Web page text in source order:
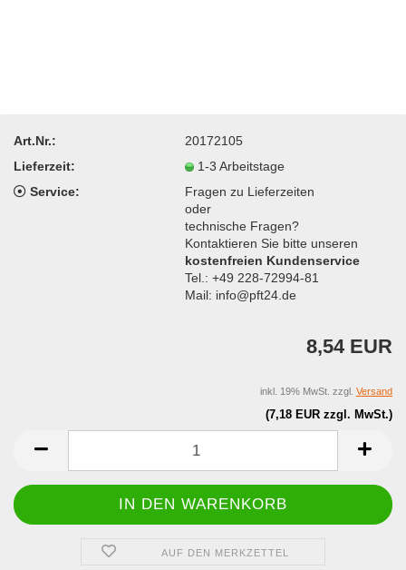
Art.Nr.:
20172105
Lieferzeit:
1-3 Arbeitstage
Service:
Fragen zu Lieferzeiten
oder
technische Fragen?
Kontaktieren Sie bitte unseren
kostenfreien Kundenservice
Tel.: +49 228-72994-81
Mail: info@pft24.de
8,54 EUR
(7,18 EUR zzgl. MwSt.)
inkl. 19% MwSt. zzgl. Versand
AUF DEN MERKZETTEL